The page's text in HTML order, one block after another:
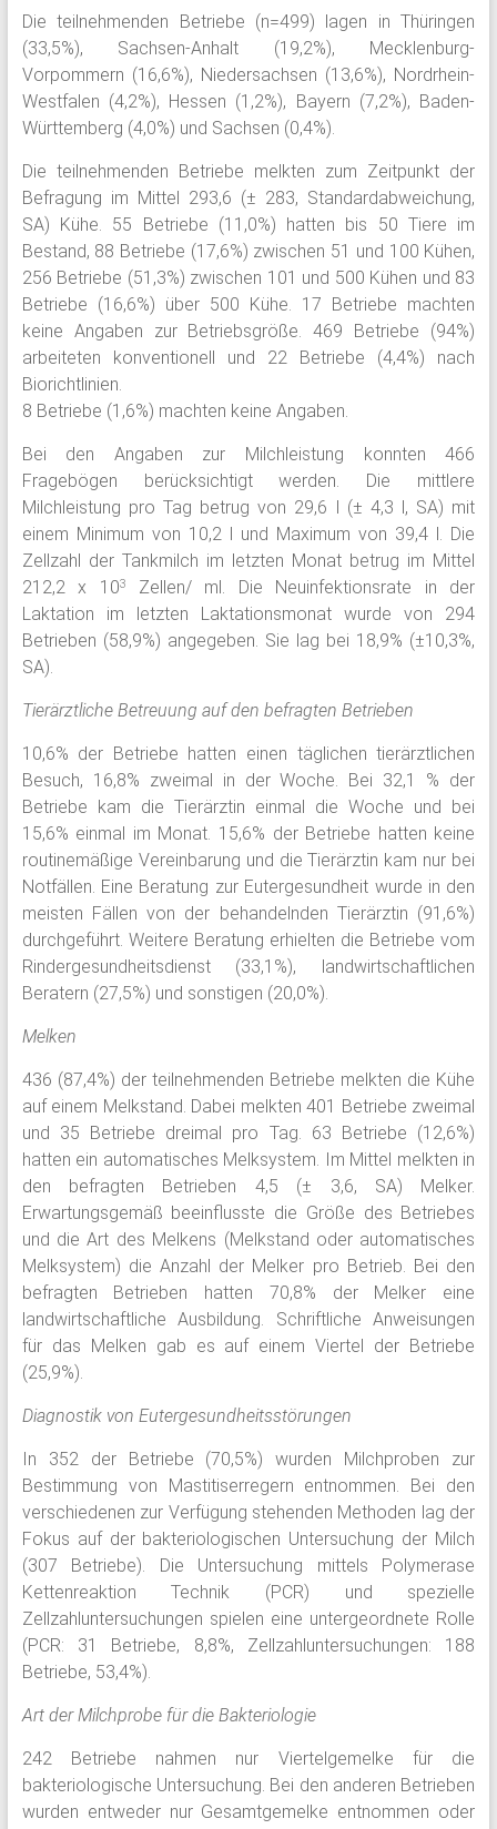
Die teilnehmenden Betriebe (n=499) lagen in Thüringen
(33,5%), Sachsen-Anhalt (19,2%), Mecklenburg-
Vorpommern (16,6%), Niedersachsen (13,6%), Nordrhein-
Westfalen (4,2%), Hessen (1,2%), Bayern (7,2%), Baden-
Württemberg (4,0%) und Sachsen (0,4%).
Die teilnehmenden Betriebe melkten zum Zeitpunkt der
Befragung im Mittel 293,6 (± 283, Standardabweichung,
SA) Kühe. 55 Betriebe (11,0%) hatten bis 50 Tiere im
Bestand, 88 Betriebe (17,6%) zwischen 51 und 100 Kühen,
256 Betriebe (51,3%) zwischen 101 und 500 Kühen und 83
Betriebe (16,6%) über 500 Kühe. 17 Betriebe machten
keine Angaben zur Betriebsgröße. 469 Betriebe (94%)
arbeiteten konventionell und 22 Betriebe (4,4%) nach
Biorichtlinien.
8 Betriebe (1,6%) machten keine Angaben.
Bei den Angaben zur Milchleistung konnten 466
Fragebögen berücksichtigt werden. Die mittlere
Milchleistung pro Tag betrug von 29,6 l (± 4,3 l, SA) mit
einem Minimum von 10,2 l und Maximum von 39,4 l. Die
Zellzahl der Tankmilch im letzten Monat betrug im Mittel
212,2 x 103
Zellen/ ml. Die Neuinfektionsrate in der
Laktation im letzten Laktationsmonat wurde von 294
Betrieben (58,9%) angegeben. Sie lag bei 18,9% (±10,3%,
SA).
Tierärztliche Betreuung auf den befragten Betrieben
10,6% der Betriebe hatten einen täglichen tierärztlichen
Besuch, 16,8% zweimal in der Woche. Bei 32,1 % der
Betriebe kam die Tierärztin einmal die Woche und bei
15,6% einmal im Monat. 15,6% der Betriebe hatten keine
routinemäßige Vereinbarung und die Tierärztin kam nur bei
Notfällen. Eine Beratung zur Eutergesundheit wurde in den
meisten Fällen von der behandelnden Tierärztin (91,6%)
durchgeführt. Weitere Beratung erhielten die Betriebe vom
Rindergesundheitsdienst (33,1%), landwirtschaftlichen
Beratern (27,5%) und sonstigen (20,0%).
Melken
436 (87,4%) der teilnehmenden Betriebe melkten die Kühe
auf einem Melkstand. Dabei melkten 401 Betriebe zweimal
und 35 Betriebe dreimal pro Tag. 63 Betriebe (12,6%)
hatten ein automatisches Melksystem. Im Mittel melkten in
den befragten Betrieben 4,5 (± 3,6, SA) Melker.
Erwartungsgemäß beeinflusste die Größe des Betriebes
und die Art des Melkens (Melkstand oder automatisches
Melksystem) die Anzahl der Melker pro Betrieb. Bei den
befragten Betrieben hatten 70,8% der Melker eine
landwirtschaftliche Ausbildung. Schriftliche Anweisungen
für das Melken gab es auf einem Viertel der Betriebe
(25,9%).
Diagnostik von Eutergesundheitsstörungen
In 352 der Betriebe (70,5%) wurden Milchproben zur
Bestimmung von Mastitiserregern entnommen. Bei den
verschiedenen zur Verfügung stehenden Methoden lag der
Fokus auf der bakteriologischen Untersuchung der Milch
(307 Betriebe). Die Untersuchung mittels Polymerase
Kettenreaktion Technik (PCR) und spezielle
Zellzahluntersuchungen spielen eine untergeordnete Rolle
(PCR: 31 Betriebe, 8,8%, Zellzahluntersuchungen: 188
Betriebe, 53,4%).
Art der Milchprobe für die Bakteriologie
242 Betriebe nahmen nur Viertelgemelke für die
bakteriologische Untersuchung. Bei den anderen Betrieben
wurden entweder nur Gesamtgemelke entnommen oder